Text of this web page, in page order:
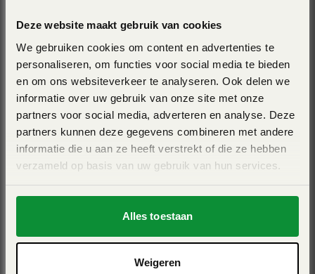
Deze website maakt gebruik van cookies
We gebruiken cookies om content en advertenties te
personaliseren, om functies voor social media te bieden
en om ons websiteverkeer te analyseren. Ook delen we
informatie over uw gebruik van onze site met onze
partners voor social media, adverteren en analyse. Deze
partners kunnen deze gegevens combineren met andere
informatie die u aan ze heeft verstrekt of die ze hebben
verzameld op basis van uw gebruik van hun services.
Alles toestaan
Weigeren
View